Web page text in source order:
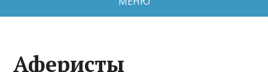
Аферисты